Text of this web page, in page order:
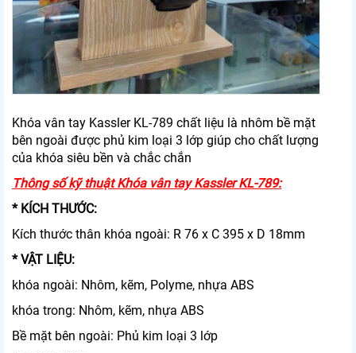
Khóa vân tay Kassler KL-789 chất liệu là nhôm bề mặt
bên ngoài được phủ kim loại 3 lớp giúp cho chất lượng
của khóa siêu bền và chắc chắn
Thông số kỹ thuật Khóa vân tay Kassler KL-789:
* KÍCH THƯỚC:
Kích thước thân khóa ngoài: R 76 x C 395 x D 18mm
* VẬT LIỆU:
khóa ngoài: Nhôm, kẽm, Polyme, nhựa ABS
khóa trong: Nhôm, kẽm, nhựa ABS
Bề mặt bên ngoài: Phủ kim loại 3 lớp